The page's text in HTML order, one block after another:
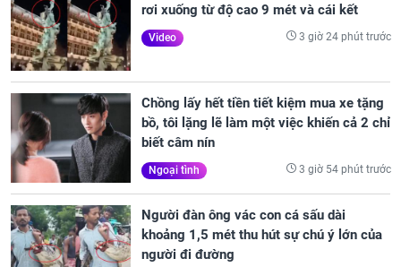
rơi xuống từ độ cao 9 mét và cái kết
Video 3 giờ 24 phút trước
Chồng lấy hết tiền tiết kiệm mua xe tặng
bồ, tôi lặng lẽ làm một việc khiến cả 2 chỉ
biết câm nín
Ngoại tình 3 giờ 54 phút trước
Người đàn ông vác con cá sấu dài
khoảng 1,5 mét thu hút sự chú ý lớn của
người đi đường